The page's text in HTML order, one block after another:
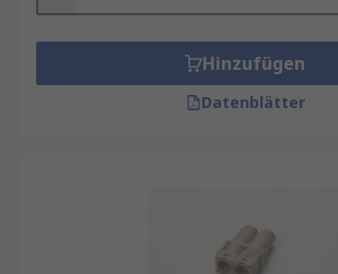
Hinzufügen
Datenblätter